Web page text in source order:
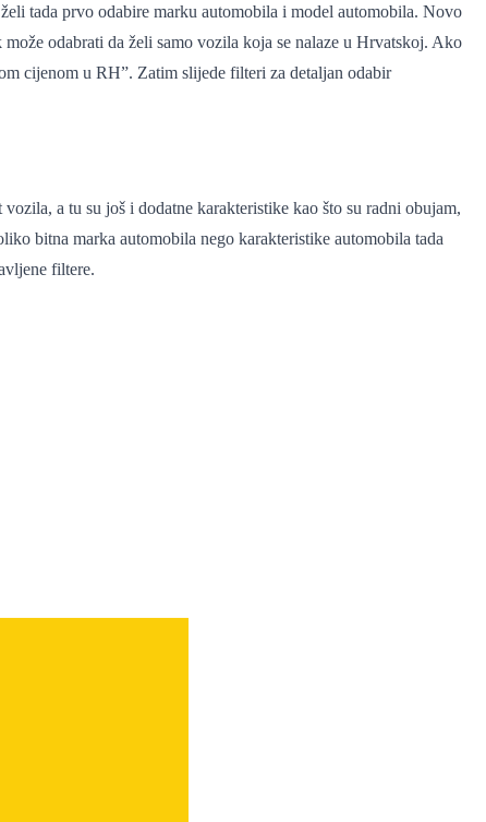
tada prvo odabire marku automobila i model automobila. Novo
odabrati da želi samo vozila koja se nalaze u Hrvatskoj. Ako
cijenom u RH”. Zatim slijede filteri za detaljan odabir
a tu su još i dodatne karakteristike kao što su radni obujam,
bitna marka automobila nego karakteristike automobila tada
filtere.